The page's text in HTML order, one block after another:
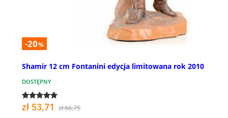
-20%
Shamir 12 cm Fontanini edycja limitowana rok 2010
DOSTĘPNY
zł 53,71 zł 66,75